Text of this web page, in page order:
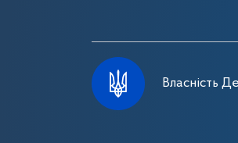
Власність